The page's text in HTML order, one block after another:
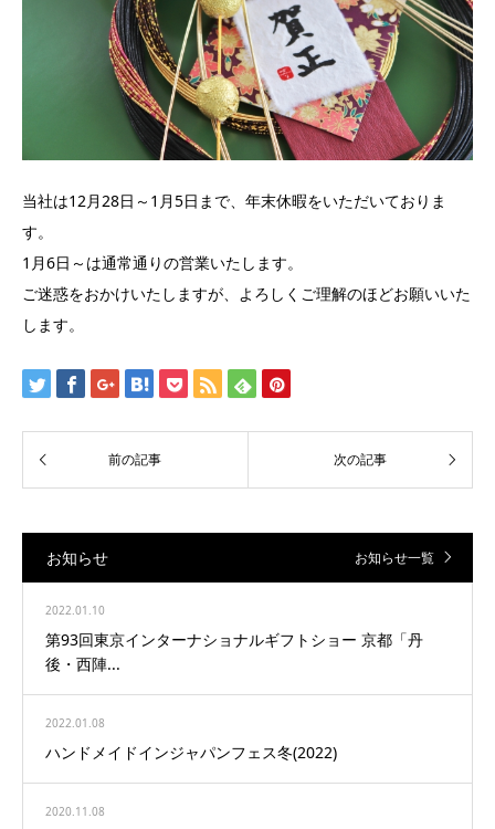
当社は12月28日～1月5日まで、年末休暇をいただいておりま
す。
1月6日～は通常通りの営業いたします。
ご迷惑をおかけいたしますが、よろしくご理解のほどお願いいた
します。
お知らせ お知らせ一覧
2022.01.10
第93回東京インターナショナルギフトショー 京都「丹
後・西陣...
2022.01.08
ハンドメイドインジャパンフェス冬(2022)
2020.11.08